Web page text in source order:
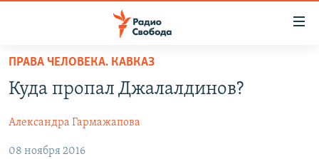
упрощенного
доступа
ПОДКАСТЫ
АВТОРСКИЕ ПРОЕКТЫ
ЦИТАТЫ СВОБОДЫ
ПРАВА ЧЕЛОВЕКА. КАВКАЗ
Куда пропал Джалалдинов?
Александра Гармажапова
08 ноября 2016